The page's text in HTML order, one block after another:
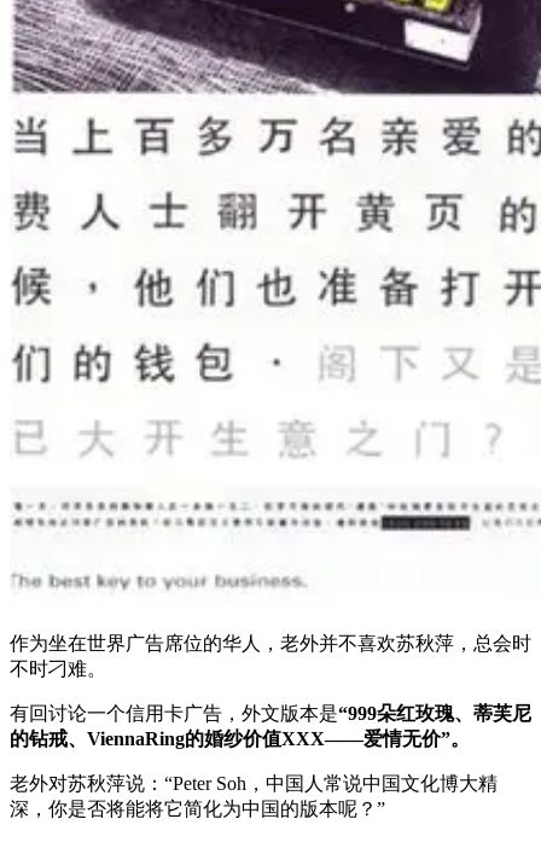
作为坐在世界广告席位的华人，老外并不喜欢苏秋萍，总会时
不时刁难。
有回讨论一个信用卡广告，外文版本是“999朵红玫瑰、蒂芙尼
的钻戒、ViennaRing的婚纱价值XXX——爱情无价”。
老外对苏秋萍说：“Peter Soh，中国人常说中国文化博大精
深，你是否将能将它简化为中国的版本呢？”